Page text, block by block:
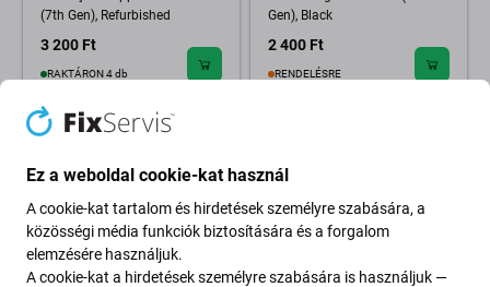
(7th Gen), Refurbished
3 200 Ft
RAKTÁRON 4 db
Gen), Black
2 400 Ft
RENDELÉSRE
Ez a weboldal cookie-kat használ
A cookie-kat tartalom és hirdetések személyre szabására, a
közösségi média funkciók biztosítására és a forgalom
elemzésére használjuk.
A cookie-kat a hirdetések személyre szabására is használjuk —